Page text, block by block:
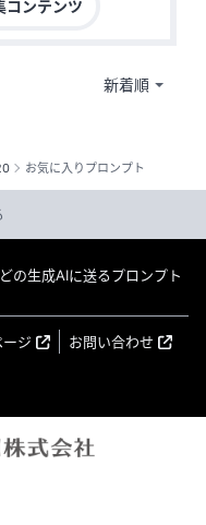
お気に入りプロンプト
コンテンツ
の生成AIに送るプロンプト
ジ
お問い合わせ